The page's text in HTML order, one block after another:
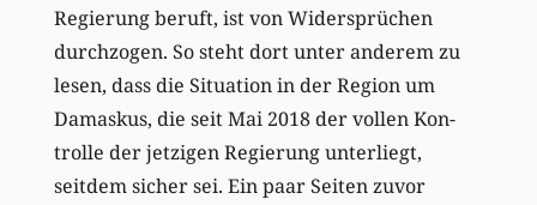
Regierung beruft, ist von Widersprüchen
durchzogen. So steht dort unter anderem zu
lesen, dass die Situation in der Region um
Damaskus, die seit Mai 2018 der vollen Kon-
trolle der jetzigen Regierung unterliegt,
seitdem sicher sei. Ein paar Seiten zuvor